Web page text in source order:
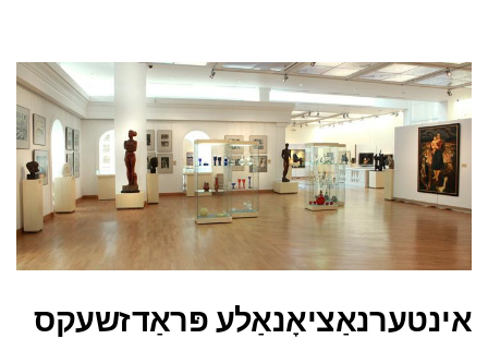
אינטערנאַציאָנאַלע פּראַדזשעקס